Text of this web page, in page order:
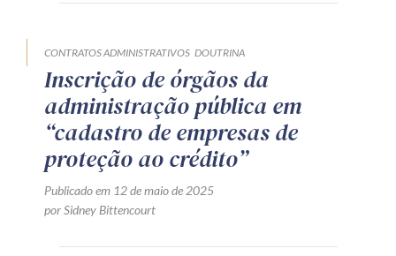
Zênite Fácil IA
Zênite Play
Orientação por Escrito
Mentoria Zênite
Capacitação
CONTRATOS ADMINISTRATIVOS DOUTRINA
Inscrição de órgãos da
administração pública em
“cadastro de empresas de
proteção ao crédito”
Publicado em 12 de maio de 2025
por Sidney Bittencourt